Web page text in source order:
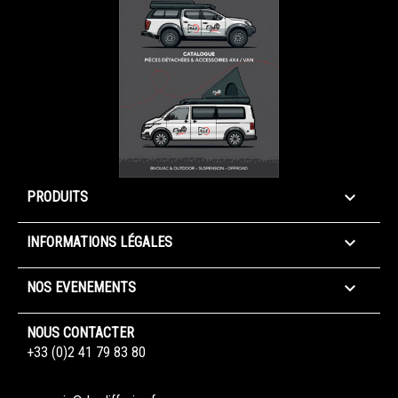
PRODUITS 
INFORMATIONS LÉGALES 
NOS EVENEMENTS 
NOUS CONTACTER
+33 (0)2 41 79 83 80